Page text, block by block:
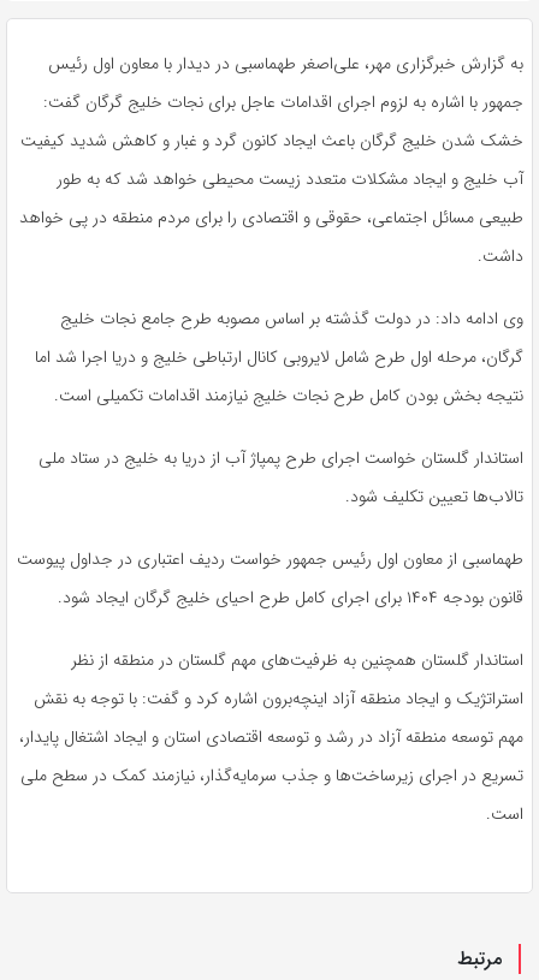
به گزارش خبرگزاری مهر، علی‌اصغر طهماسبی در دیدار با معاون اول رئیس
جمهور با اشاره به لزوم اجرای اقدامات عاجل برای نجات خلیج گرگان گفت:
خشک شدن خلیج گرگان باعث ایجاد کانون گرد و غبار و کاهش شدید کیفیت
آب خلیج و ایجاد مشکلات متعدد زیست محیطی خواهد شد که به طور
طبیعی مسائل اجتماعی، حقوقی و اقتصادی را برای مردم منطقه در پی خواهد
داشت.
وی ادامه داد: در دولت گذشته بر اساس مصوبه طرح جامع نجات خلیج
گرگان، مرحله اول طرح شامل لایروبی کانال ارتباطی خلیج و دریا اجرا شد اما
نتیجه بخش بودن کامل طرح نجات خلیج نیازمند اقدامات تکمیلی است.
استاندار گلستان خواست اجرای طرح پمپاژ آب از دریا به خلیج در ستاد ملی
تالاب‌ها تعیین تکلیف شود.
طهماسبی از معاون اول رئیس جمهور خواست ردیف اعتباری در جداول پیوست
قانون بودجه
برای اجرای کامل طرح احیای خلیج گرگان ایجاد شود.
استاندار گلستان همچنین به ظرفیت‌های مهم گلستان در منطقه از نظر
استراتژیک و ایجاد منطقه آزاد اینچه‌برون اشاره کرد و گفت: با توجه به نقش
مهم توسعه منطقه آزاد در رشد و توسعه اقتصادی استان و ایجاد اشتغال پایدار،
تسریع در اجرای زیرساخت‌ها و جذب سرمایه‌گذار، نیازمند کمک در سطح ملی
است.
مرتبط